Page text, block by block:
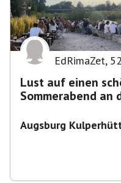
EdRimaZet, 52
Lust auf einen
Sommerabend an
Augsburg